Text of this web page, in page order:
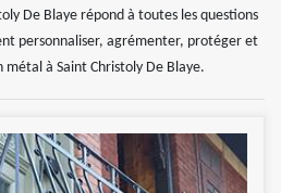
De Blaye répond à toutes les questions
personnaliser, agrémenter, protéger et
à Saint Christoly De Blaye.